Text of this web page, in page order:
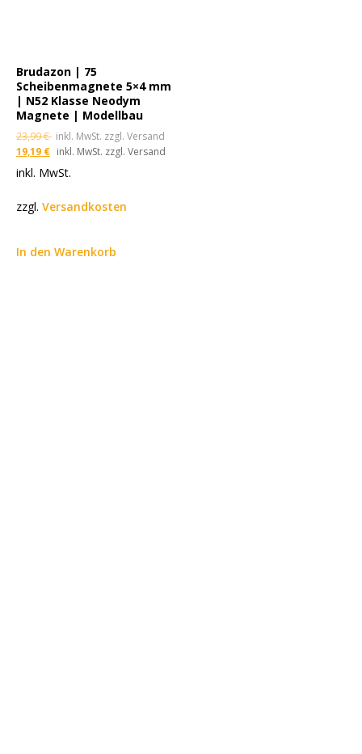
Brudazon | 75
Scheibenmagnete 5×4 mm
| N52 Klasse Neodym
Magnete | Modellbau
23,99€ inkl. MwSt. zzgl. Versand
19,19 € inkl. MwSt. zzgl. Versand
inkl. MwSt.
zzgl. Versandkosten
In den Warenkorb